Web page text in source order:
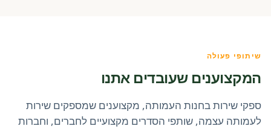
שיתופי פעולה
המקצוענים שעובדים אתנו
ספקי שירות בחנות העמותה, מקצוענים שמספקים שירות
לעמותה עצמה, שותפי הסדרים מקצועיים לחברים, וחברות